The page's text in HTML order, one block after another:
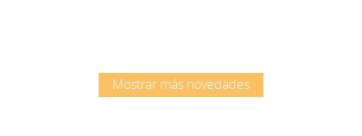
Mostrar más novedades